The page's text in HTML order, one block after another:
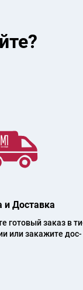
и Доставка
го­то­вый за­каз в
или за­ка­жи­те дос­